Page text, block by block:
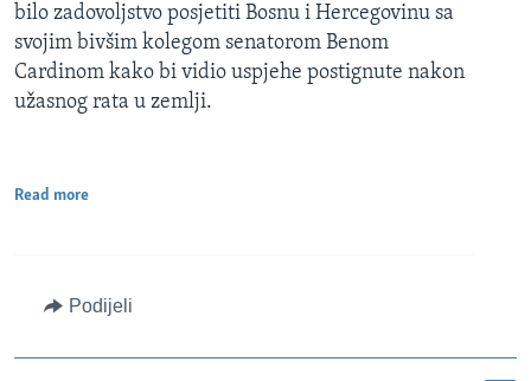
bilo zadovoljstvo posjetiti Bosnu i Hercegovinu sa
svojim bivšim kolegom senatorom Benom
Cardinom kako bi vidio uspjehe postignute nakon
užasnog rata u zemlji.
Read more
Podijeli